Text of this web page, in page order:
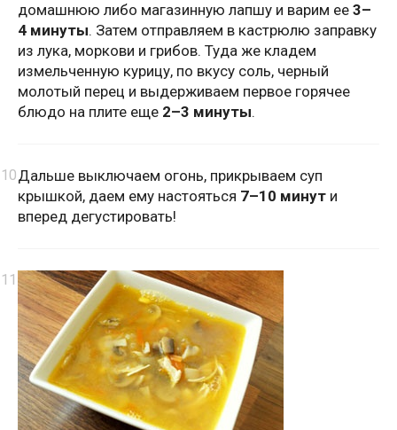
домашнюю либо магазинную лапшу и варим ее 3–
4 минуты. Затем отправляем в кастрюлю заправку
из лука, моркови и грибов. Туда же кладем
измельченную курицу, по вкусу соль, черный
молотый перец и выдерживаем первое горячее
блюдо на плите еще 2–3 минуты.
Дальше выключаем огонь, прикрываем суп
крышкой, даем ему настояться 7–10 минут и
вперед дегустировать!